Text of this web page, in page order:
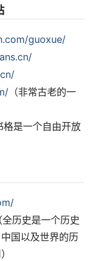
guoxue/
（非常古老的一
格是一个自由开放
全历史是一个历史
国以及世界的历